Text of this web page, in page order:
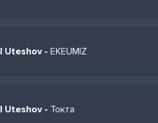
Uteshov - EKEUMIZ
Uteshov - Токта